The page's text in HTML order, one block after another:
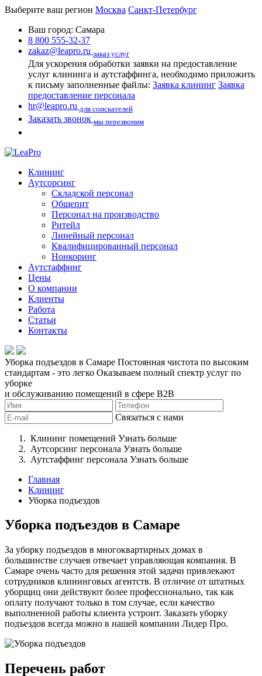
Выберите ваш регион Москва Санкт-Петербург
Ваш город: Самара
8 800 555-32-37
zakaz@leapro.ru заказ услуг
Для ускорения обработки заявки на предоставление
услуг клининга и аутстаффинга, необходимо приложить
к письму заполненные файлы: Заявка клининг Заявка
предоставление персонала
hr@leapro.ru для соискателей
Заказать звонок мы перезвоним
Клининг
Аутсорсинг
Складской персонал
Общепит
Персонал на производство
Ритейл
Линейный персонал
Квалифицированный персонал
Нонкоринг
Аутстаффинг
Цены
О компании
Клиенты
Работа
Статьи
Контакты
Уборка подъездов в Самаре Постоянная чистота по высоким
стандартам - это легко Оказываем полный спектр услуг по
уборке
и обслуживанию помещений в сфере B2B
Связаться с нами
Клининг помещений Узнать больше
Аутсорсинг персонала Узнать больше
Аутстаффинг персонала Узнать больше
Главная
Клининг
Уборка подъездов
Уборка подъездов в Самаре
За уборку подъездов в многоквартирных домах в
большинстве случаев отвечает управляющая компания. В
Самаре очень часто для решения этой задачи привлекают
сотрудников клининговых агентств. В отличие от штатных
уборщиц они действуют более профессионально, так как
оплату получают только в том случае, если качество
выполненной работы клиента устроит. Заказать уборку
подъездов всегда можно в нашей компании Лидер Про.
Перечень работ